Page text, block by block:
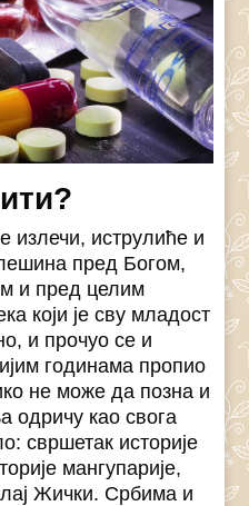
излечи, иструлиће и
пред Богом,
и пред целим
који је сву младост
и прочуо се и
годинама пропио
не може да позна и
одричу као свога
свршетак историје
мангупарије,
Жички. Србима и